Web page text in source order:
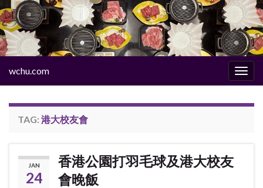
wchu.com
TAG: 港大校友會
JAN
24
香港公園打羽毛球及港大校友
會晚飯